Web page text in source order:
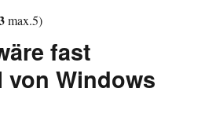
max.5)
fast
von Windows